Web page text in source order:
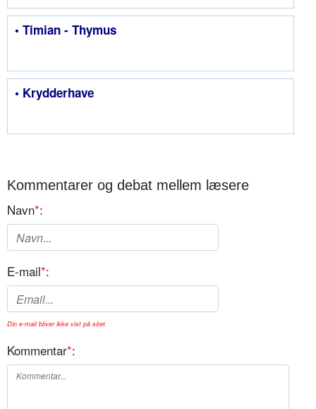
• Timian - Thymus
• Krydderhave
Kommentarer og debat mellem læsere
Navn*:
E-mail*:
Din e-mail bliver ikke vist på sitet.
Kommentar*: